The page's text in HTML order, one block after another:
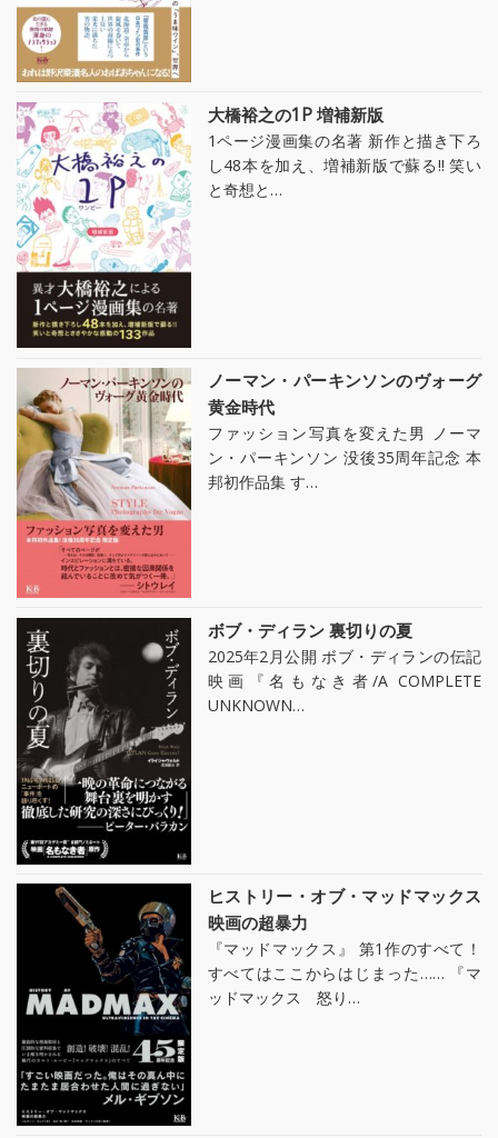
大橋裕之の1P 増補新版
1ページ漫画集の名著 新作と描き下ろ
し48本を加え、増補新版で蘇る!! 笑い
と奇想と…
ノーマン・パーキンソンのヴォーグ
黄金時代
ファッション写真を変えた男 ノーマ
ン・パーキンソン 没後35周年記念 本
邦初作品集 す…
ボブ・ディラン 裏切りの夏
2025年2月公開 ボブ・ディランの伝記
映画『名もなき者/A COMPLETE
UNKNOWN…
ヒストリー・オブ・マッドマックス
映画の超暴力
『マッドマックス』 第1作のすべて！
すべてはここからはじまった…… 『マ
ッドマックス 怒り…